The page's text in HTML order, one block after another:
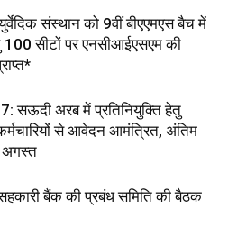
संस्थान को 9वीं बीएएमएस बैच में
100 सीटों पर एनसीआईएसएम की
सऊदी अरब में प्रतिनियुक्ति हेतु
से आवेदन आमंत्रित, अंतिम
अगस्त
सहकारी बैंक की प्रबंध समिति की बैठक